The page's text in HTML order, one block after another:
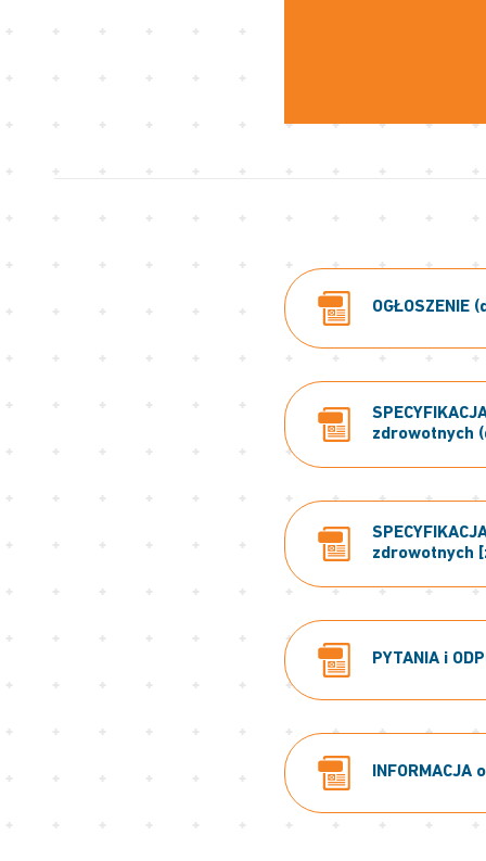
zdrowotnych
zdrowotnych
PYTANIA i